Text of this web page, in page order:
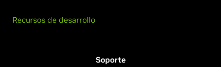
Recursos de desarrollo
Soporte